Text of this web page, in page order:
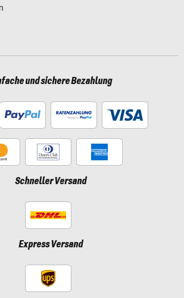
und sichere Bezahlung
Schneller Versand
Express Versand